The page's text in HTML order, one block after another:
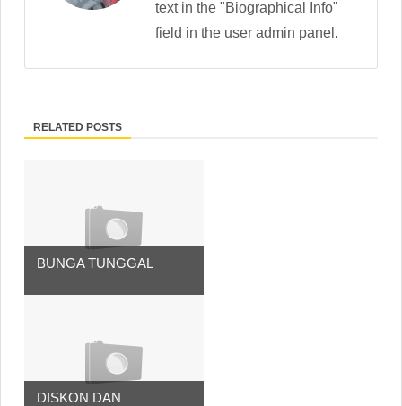
text in the "Biographical Info"
field in the user admin panel.
RELATED POSTS
BUNGA TUNGGAL
DISKON DAN